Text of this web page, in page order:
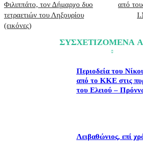
Φιλιππάτο, τον Δήμαρχο δυο
τετραετιών του Ληξουρίου
(εικόνες)
από
ΣΥΣΧΕΤΙΖΟΜΕΝΑ
Περιοδεία του
από το ΚΚΕ στις
του Ελειού –
Λειβαθώνιος, επί